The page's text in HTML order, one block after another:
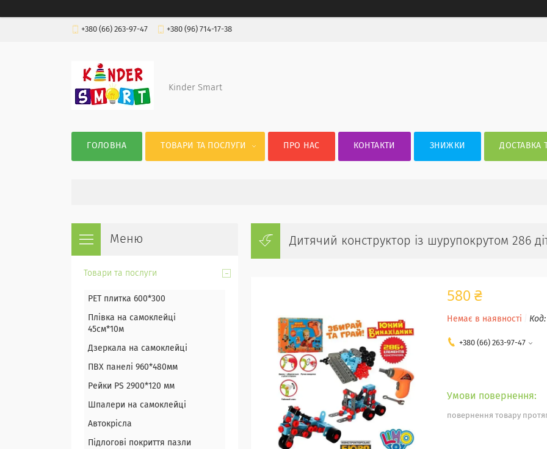
+380 (66) 263-97-47 +380 (96) 714-17-38
Kinder Smart
ГОЛОВНА ТОВАРИ ТА ПОСЛУГИ ПРО НАС КОНТАКТИ ЗНИЖКИ ДОСТАВКА
Дитячий конструктор із шурупокрутом 286
580 ₴
Немає в наявності Код:
+380 (66) 263-97-47
повернення товару
Товари та послуги
PET плитка 600*300
Плівка на самоклейці
45см*10м
Дзеркала на самоклейці
ПВХ панелі 960*480мм
Рейки PS 2900*120 мм
Шпалери на самоклейці
Автокрісла
Підлогові покриття пазли